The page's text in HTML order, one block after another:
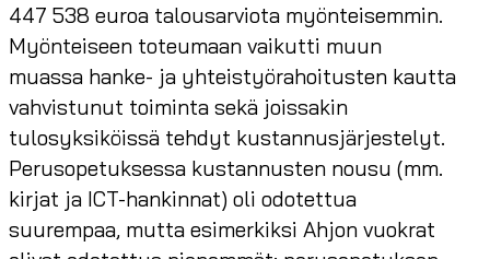
447 538 euroa talousarviota myönteisemmin.
Myönteiseen toteumaan vaikutti muun
muassa hanke- ja yhteistyörahoitusten kautta
vahvistunut toiminta sekä joissakin
tulosyksiköissä tehdyt kustannusjärjestelyt.
Perusopetuksessa kustannusten nousu (mm.
kirjat ja ICT-hankinnat) oli odotettua
suurempaa, mutta esimerkiksi Ahjon vuokrat